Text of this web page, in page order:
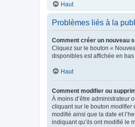
Haut
Problèmes liés à la
Comment créer un nouveau
Cliquez sur le bouton «
disponibles est affichée en
Haut
Comment modifier ou
À moins d’être administrateur
cliquant sur le bouton modifier
modifié ainsi que la date et
indiquant qu’ils ont modifié le